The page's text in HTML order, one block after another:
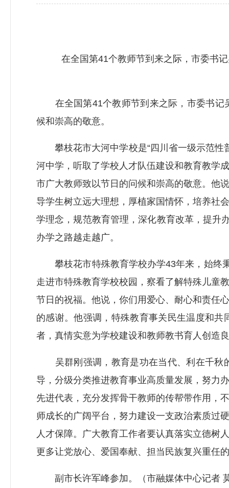
在全国第41个教师节到来之际，市委书记
在全国第41个教师节到来之际，市委书记
候和崇高的敬意。
攀枝花市大河中学校是“四川省一级示范性
河中学，听取了学校人才队伍建设和教育教学
市广大教师致以节日的问候和崇高的敬意。他
导学生树立远大理想，厚植家国情怀，培养社
学理念，规范教育管理，深化教育改革，提升
办学之路越走越广。
攀枝花市特殊教育学校办学43年来，始终秉
走进市特殊教育学校校园，察看了解特殊儿童
节日的祝福。他说，你们用爱心、耐心和责任
的感谢。他强调，特殊教育事关民生温度和
者，真情实意为学校建设和教师教书育人创造
吴群刚强调，教育是功在当代、利在千秋
导，分级分类推进教育事业高质量发展，努力
先进代表，充分发挥骨干教师的传帮带作用，
师成长的广阔平台，努力建设一支政治素质过
人才保障。广大教育工作者要认真落实立德树
更多让党放心、爱国奉献、担当民族复兴重任
副市长许军峰参加。（市融媒体中心记者